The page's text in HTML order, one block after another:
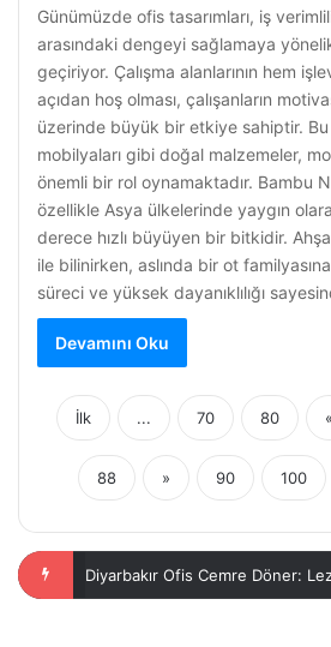
Günümüzde ofis tasarımları, iş
arasındaki dengeyi sağlamaya
geçiriyor. Çalışma alanlarının hem
açıdan hoş olması, çalışanların
üzerinde büyük bir etkiye sahiptir.
mobilyaları gibi doğal malzemeler,
önemli bir rol oynamaktadır. Bambu
özellikle Asya ülkelerinde yaygın
derece hızlı büyüyen bir bitkidir.
ile bilinirken, aslında bir ot
süreci ve yüksek dayanıklılığı
Devamını Oku
İlk ... 70 80 «
88 » 90 100